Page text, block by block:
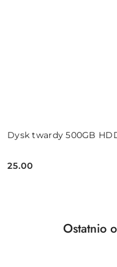
Dysk twardy 500GB
Cena:
25.00
Pomiń karuzelę
Produkty
Ostatnio